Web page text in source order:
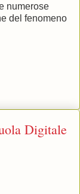
numerose
del fenomeno
Digitale